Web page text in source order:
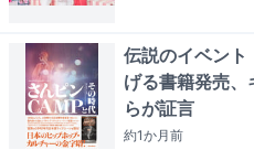
伝説のイベント
げる書籍発売
らが証言
約1か月前